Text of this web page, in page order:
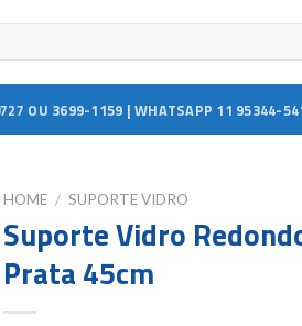
OU 3699-1159 | WHATSAPP 11 95344-
HOME / SUPORTE VIDRO
Suporte Vidro
Prata 45cm